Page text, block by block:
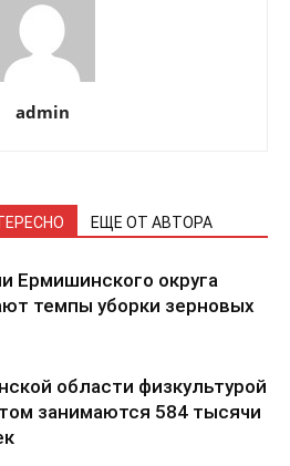
admin
ЕЩЕ ОТ АВТОРА
Ермишинского округа
темпы уборки зерновых
области физкультурой
занимаются 584 тысячи